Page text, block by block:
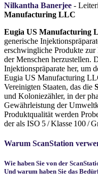
Nilkantha Banerjee -
Manufacturing LLC
Eugia US Manufacturing
generische
erschwingliche Produkte
der Menschen herzustellen.
Injektionspräparate her, um
Eugia US Manufacturing
Vereinigten Staaten, das die
und Koloniezähler, in der
Gewährleistung der
Produktqualität werden
der als ISO 5 / Klasse 100 /
Warum ScanStation
Wie haben Sie von der
Und warum haben Sie das